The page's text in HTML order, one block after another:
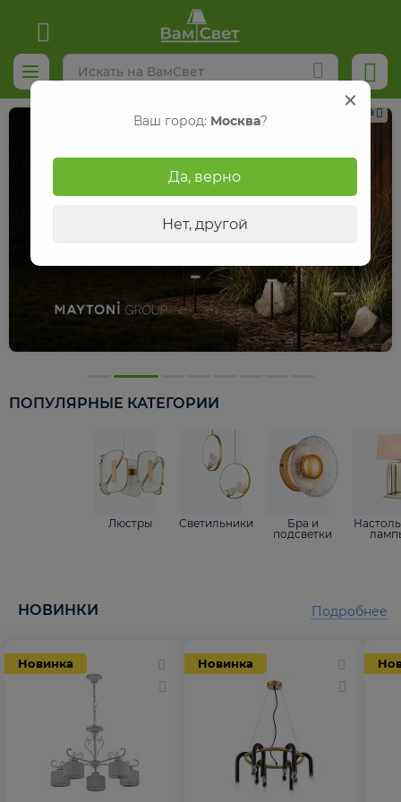
Реклама
ПОПУЛЯРНЫЕ КАТЕГОРИИ
Люстры Светильники
Бра и
подсветки
НОВИНКИ
Новинка Новинка
Подробнее
Ваш город: Москва?
Да, верно
Нет, другой